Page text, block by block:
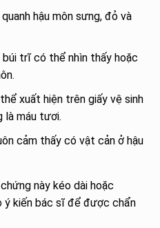
quanh hậu môn sưng, đỏ và
búi trĩ có thể nhìn thấy hoặc
xuất hiện trên giấy vệ sinh
là máu tươi.
cảm thấy có vật cản ở hậu
này kéo dài hoặc
ý kiến bác sĩ để được chẩn